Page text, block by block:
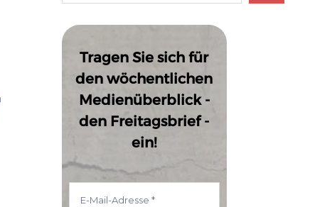
Tragen Sie sich für
den wöchentlichen
Medienüberblick -
den Freitagsbrief -
ein!